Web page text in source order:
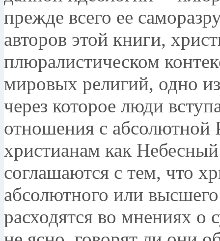
прежде всего ее
авторов этой книги,
плюралистическом
мировых религий, одно
через которое люди
отношения с абсолютной
христианам как
соглашаются с тем, что
абсолютного или
расходятся во мнениях о